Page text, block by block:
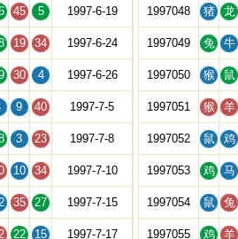
45 5 1997-6-19
19 34 1997-6-24
30 4 1997-6-26
9 40 1997-7-5
3 23 1997-7-8
10 34 1997-7-10
35 27 1997-7-15
22 15 1997-7-17
1997048 猪 龙
1997049 兔 牛
1997050 猴 鼠
1997051 猴 羊
1997052 鼠 鸡
1997053 鸡 马
1997054 鼠 兔
1997055 鸡 羊